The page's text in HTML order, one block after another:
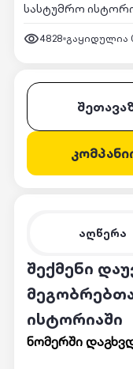
სასტუმრო
4828 გაყიდულია
აღწერა
შექმენი
ისტორიაში
ნომერში